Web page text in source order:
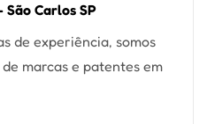
do
Itaim
São Carlos SP
de experiência, somos
marcas e patentes em